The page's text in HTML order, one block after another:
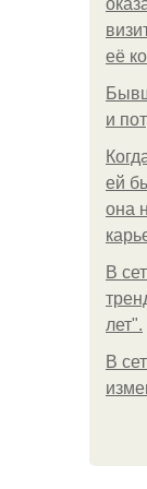
её
и
ей
она
В
лет".
В